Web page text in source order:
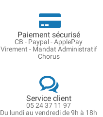
Paiement sécurisé
CB - Paypal - ApplePay
Virement - Mandat Administratif
Chorus
Service client
05 24 37 11 97
Du lundi au vendredi de 9h à 18h